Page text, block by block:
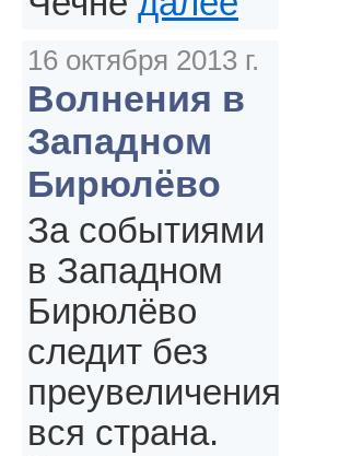
16 октября 2013 г.
Волнения в
Западном
Бирюлёво
За событиями
в Западном
Бирюлёво
следит без
преувеличения
вся страна.